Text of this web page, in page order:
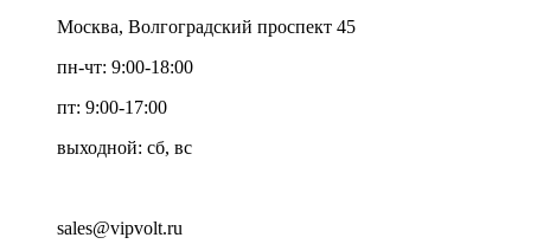
Москва, Волгоградский проспект 45
пн-чт: 9:00-18:00
пт: 9:00-17:00
выходной: сб, вс
sales@vipvolt.ru